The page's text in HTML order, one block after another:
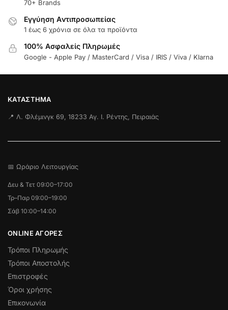
70+ Brands
Εγγύηση Aντιπροσωπείας
1 έως 6 χρόνια σε όλα τα προϊόντα
100% Ασφαλείς Πληρωμές
Google - Apple Pay / MasterCard / Visa / IRIS / Viva / Klarna
ΚΑΤΆΣΤΗΜΑ
📍 Λ. Φλέμινγκ 69, 18233 Αγ. Ι. Ρέντης, Πειραιάς
📅 Ωράριο Λειτουργίας
Δευ & Τετ 09:00–17:00
Τρ–Παρ 09:00–19:00
Σάβ 10:00–14:00
ONLINE ΑΓΟΡΕΣ
Τρόποι Πληρωμής
Τρόποι Αποστολής
Επιστροφές
Όροι χρήσης
Επικονωνία